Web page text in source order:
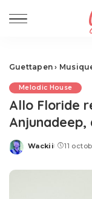
Guettapen ›
Melodic House
Allo Floride
Anjunadeep,
Posted
Wackii 11